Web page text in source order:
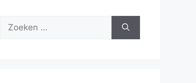
Zoek